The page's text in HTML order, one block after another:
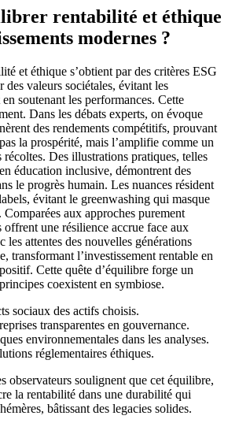
rentabilité et éthique
modernes ?
et éthique s’obtient par des critères ESG
des valeurs sociétales, évitant les
soutenant les performances. Cette
Dans les débats experts, on évoque
des rendements compétitifs, prouvant
la prospérité, mais l’amplifie comme un
Des illustrations pratiques, telles
éducation inclusive, démontrent des
le progrès humain. Les nuances résident
évitant le greenwashing qui masque
Comparées aux approches purement
offrent une résilience accrue face aux
les attentes des nouvelles générations
transformant l’investissement rentable en
Cette quête d’équilibre forge un
coexistent en symbiose.
sociaux des actifs choisis.
transparentes en gouvernance.
environnementales dans les analyses.
réglementaires éthiques.
observateurs soulignent que cet équilibre,
la rentabilité dans une durabilité qui
bâtissant des legacies solides.